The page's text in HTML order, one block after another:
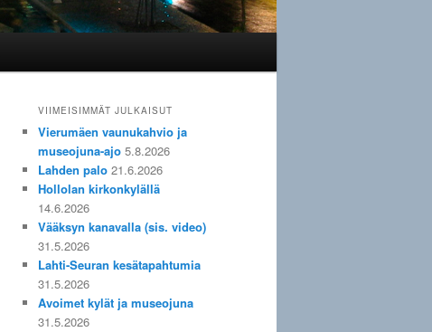
VIIMEISIMMÄT JULKAISUT
Vierumäen vaunukahvio ja
museojuna-ajo 5.8.2026
Lahden palo 21.6.2026
Hollolan kirkonkylällä
14.6.2026
Vääksyn kanavalla (sis. video)
31.5.2026
Lahti-Seuran kesätapahtumia
31.5.2026
Avoimet kylät ja museojuna
31.5.2026